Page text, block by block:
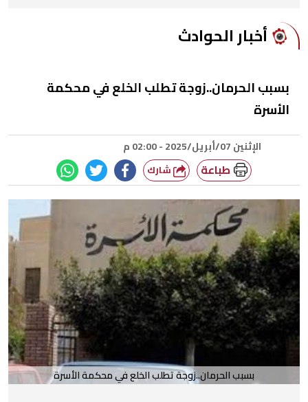
أخبار الحوادث
بسبب الحرمان..زوجة تطلب الخلع في محكمة
الأسرة
الإثنين 07/أبريل/2025 - 02:00 م
طباعة
بسبب الحرمان..زوجة تطلب الخلع في محكمة الأسرة